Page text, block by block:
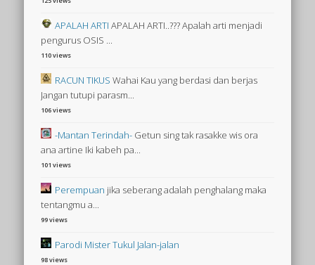
APALAH ARTI APALAH ARTI..??? Apalah arti menjadi
pengurus OSIS ...
110 views
RACUN TIKUS Wahai Kau yang berdasi dan berjas
Jangan tutupi parasm...
106 views
-Mantan Terindah- Getun sing tak rasakke wis ora
ana artine Iki kabeh pa...
101 views
Perempuan jika seberang adalah penghalang maka
tentangmu a...
99 views
Parodi Mister Tukul Jalan-jalan
98 views